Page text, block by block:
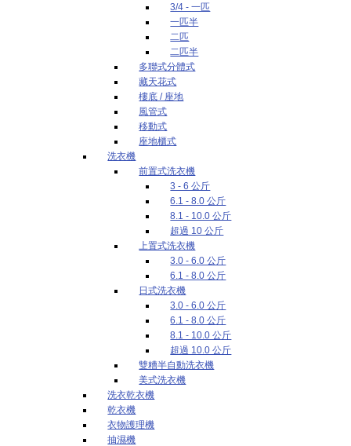
3/4 - 一匹
一匹半
二匹
二匹半
多聯式分體式
藏天花式
樓底 / 座地
風管式
移動式
座地櫃式
洗衣機
前置式洗衣機
3 - 6 公斤
6.1 - 8.0 公斤
8.1 - 10.0 公斤
超過 10 公斤
上置式洗衣機
3.0 - 6.0 公斤
6.1 - 8.0 公斤
日式洗衣機
3.0 - 6.0 公斤
6.1 - 8.0 公斤
8.1 - 10.0 公斤
超過 10.0 公斤
雙糟半自動洗衣機
美式洗衣機
洗衣乾衣機
乾衣機
衣物護理機
抽濕機